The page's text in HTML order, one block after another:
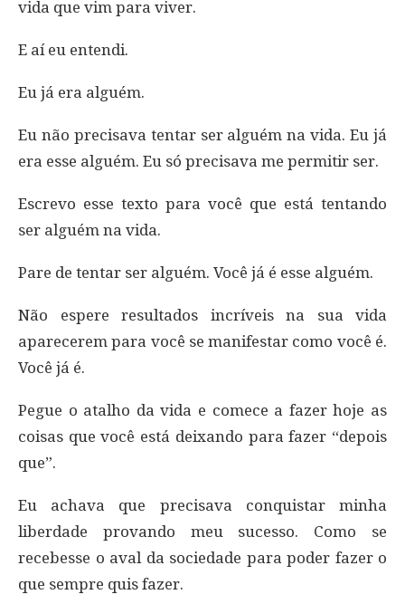
vida que vim para viver.
E aí eu entendi.
Eu já era alguém.
Eu não precisava tentar ser alguém na vida. Eu já
era esse alguém. Eu só precisava me permitir ser.
Escrevo esse texto para você que está tentando
ser alguém na vida.
Pare de tentar ser alguém. Você já é esse alguém.
Não espere resultados incríveis na sua vida
aparecerem para você se manifestar como você é.
Você já é.
Pegue o atalho da vida e comece a fazer hoje as
coisas que você está deixando para fazer “depois
que”.
Eu achava que precisava conquistar minha
liberdade provando meu sucesso. Como se
recebesse o aval da sociedade para poder fazer o
que sempre quis fazer.